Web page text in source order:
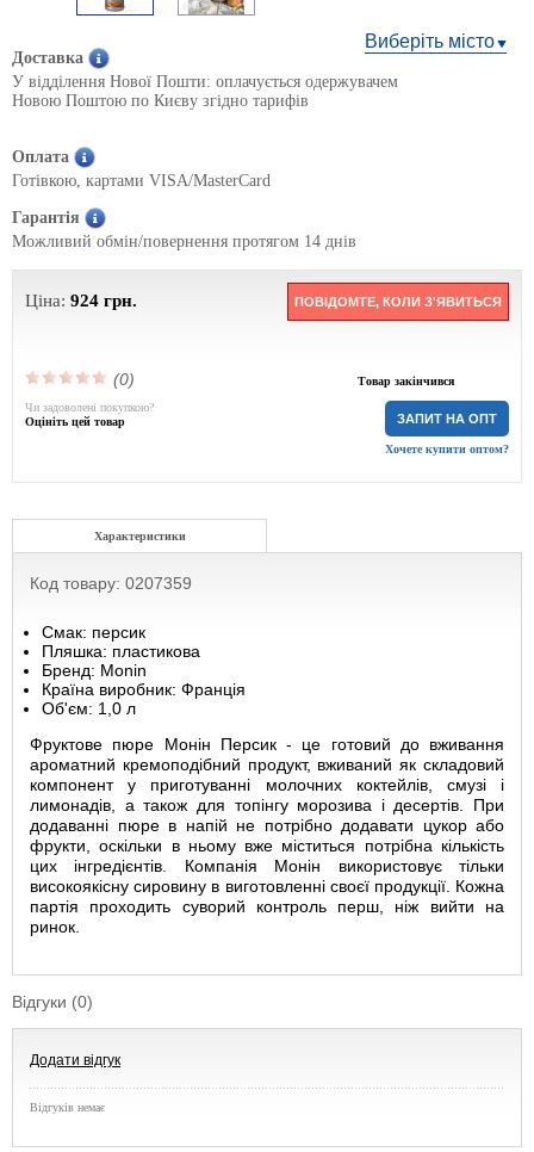
Виберіть місто
Доставка
У відділення Нової Пошти: оплачується одержувачем
Новою Поштою по Києву згідно тарифів
Оплата
Готівкою, картами VISA/MasterCard
Гарантія
Можливий обмін/повернення протягом 14 днів
Ціна: 924 грн. ПОВІДОМТЕ, КОЛИ З'ЯВИТЬСЯ
(0) Товар закінчився
ЗАПИТ НА ОПТ
Хочете купити оптом?
Чи задоволені покупкою?
Оцініть цей товар
Характеристики
Код товару: 0207359
Смак: персик
Пляшка: пластикова
Бренд: Monin
Країна виробник: Франція
Об'єм: 1,0 л
Фруктове пюре Монін Персик - це готовий до вживання
ароматний кремоподібний продукт, вживаний як складовий
компонент у приготуванні молочних коктейлів, смузі і
лимонадів, а також для топінгу морозива і десертів. При
додаванні пюре в напій не потрібно додавати цукор або
фрукти, оскільки в ньому вже міститься потрібна кількість
цих інгредієнтів. Компанія Монін використовує тільки
високоякісну сировину в виготовленні своєї продукції. Кожна
партія проходить суворий контроль перш, ніж вийти на
ринок.
Відгуки (0)
Додати відгук
Відгуків немає